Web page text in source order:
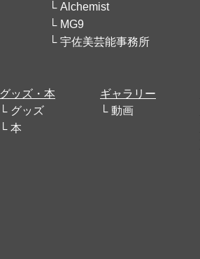
Alchemist
MG9
宇佐美芸能事務所
グッズ・本
グッズ
本
ギャラリー
動画